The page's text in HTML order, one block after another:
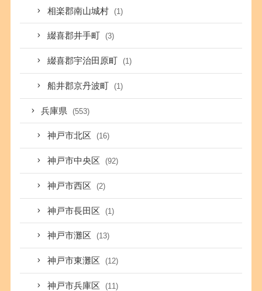
相楽郡南山城村 (1)
綴喜郡井手町 (3)
綴喜郡宇治田原町 (1)
船井郡京丹波町 (1)
兵庫県 (553)
神戸市北区 (16)
神戸市中央区 (92)
神戸市西区 (2)
神戸市長田区 (1)
神戸市灘区 (13)
神戸市東灘区 (12)
神戸市兵庫区 (11)